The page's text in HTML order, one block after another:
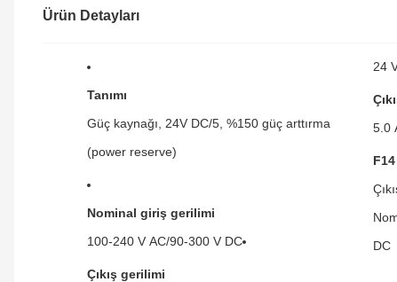
Ürün Detayları
Tanımı
Güç kaynağı, 24V DC/5, %150 güç arttırma
(power reserve)
Nominal giriş gerilimi
100-240 V AC/90-300 V DC
Çıkış gerilimi
24
5.0
F14
DC